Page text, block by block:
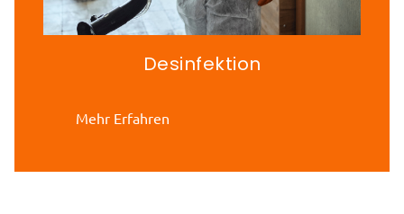
Desinfektion
Mehr Erfahren